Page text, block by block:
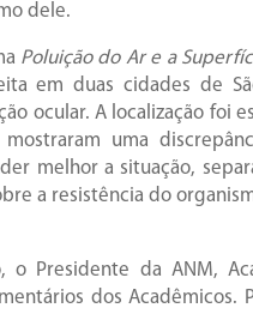
dele.
Poluição do Ar e a
em duas cidades de
ocular. A localização foi
uma
melhor a situação,
a resistência do
o Presidente da ANM,
dos Acadêmicos.